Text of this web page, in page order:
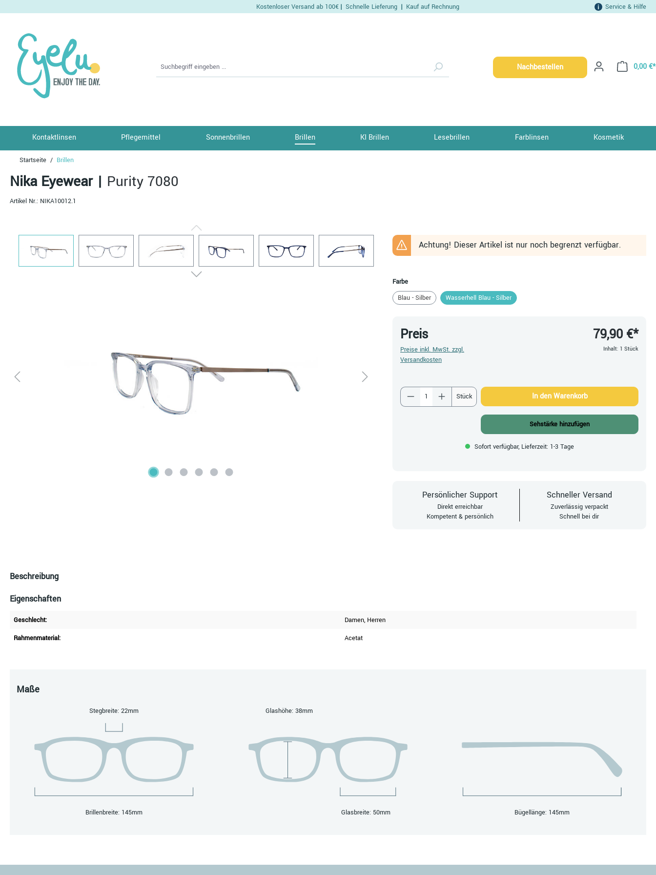
Kostenloser Versand ab 100€ | Schnelle Lieferung | Kauf auf Rechnung Service & Hilfe
0,00 €*
Nachbestellen
Kontaktlinsen Pflegemittel Sonnenbrillen Brillen KI Brillen Lesebrillen Farblinsen Kosmetik
Startseite Brillen
Nika Eyewear | Purity 7080
Artikel Nr.: NIKA10012.1
Achtung! Dieser Artikel ist nur noch begrenzt verfügbar.
Farbeauswählen
Blau - Silber
Wasserhell Blau - Silber
Preis
Preise inkl. MwSt. zzgl.
Versandkosten
79,90 €*
Inhalt: 1 Stück
Produkt Anzahl: Gib den gewünschten Wert ein oder
Stück In den Warenkorb
Sehstärke hinzufügen
Sofort verfügbar, Lieferzeit: 1-3 Tage
Persönlicher Support
Direkt erreichbar
Kompetent & persönlich
Schneller Versand
Zuverlässig verpackt
Schnell bei dir
Beschreibung
Eigenschaften
Geschlecht: Damen, Herren
Rahmenmaterial:
Acetat
Maße
Stegbreite: 22mm
Brillenbreite: 145mm
Glashöhe: 38mm
Glasbreite: 50mm Bügellänge: 145mm